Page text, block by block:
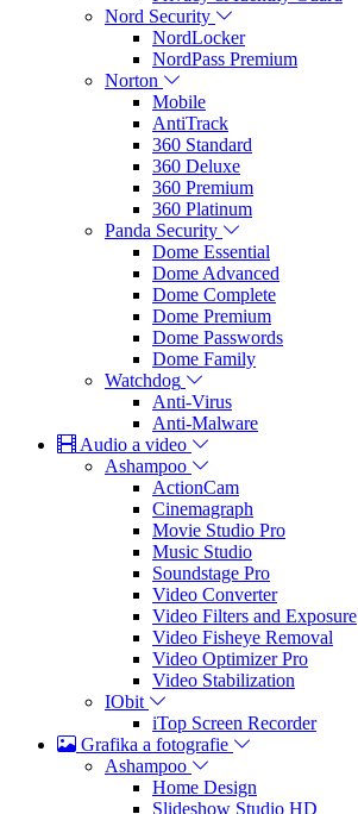
Nord Security
NordLocker
NordPass Premium
Norton
Mobile
AntiTrack
360 Standard
360 Deluxe
360 Premium
360 Platinum
Panda Security
Dome Essential
Dome Advanced
Dome Complete
Dome Premium
Dome Passwords
Dome Family
Watchdog
Anti-Virus
Anti-Malware
Audio a video
Ashampoo
ActionCam
Cinemagraph
Movie Studio Pro
Music Studio
Soundstage Pro
Video Converter
Video Filters and Exposure
Video Fisheye Removal
Video Optimizer Pro
Video Stabilization
IObit
iTop Screen Recorder
Grafika a fotografie
Ashampoo
Home Design
Slideshow Studio HD